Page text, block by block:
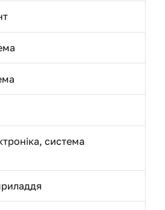
система